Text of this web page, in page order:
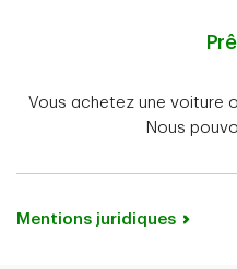
Vous achetez une voiture
Nous
Mentions juridiques